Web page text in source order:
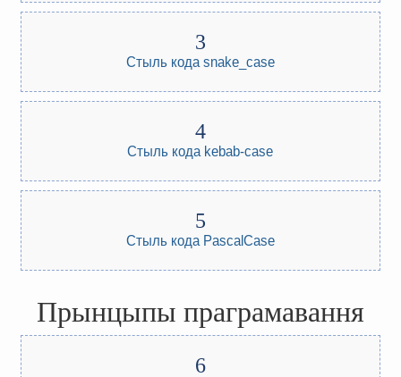
Стыль кода snake_case
Стыль кода kebab-case
Стыль кода PascalCase
Прынцыпы праграмавання